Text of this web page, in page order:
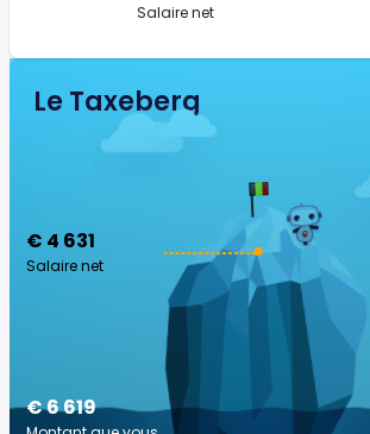
Salaire net
Le Taxeberg
€ 4 631
Salaire net
€ 6 619